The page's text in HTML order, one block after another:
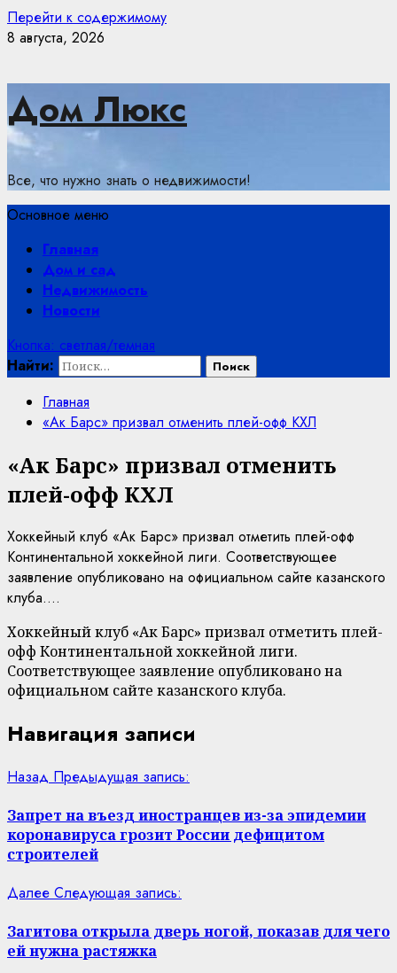
Перейти к содержимому
8 августа, 2026
Дом Люкс
Все, что нужно знать о недвижимости!
Основное меню
Главная
Дом и сад
Недвижимость
Новости
Кнопка: светлая/темная
Найти:
Главная
«Ак Барс» призвал отменить плей-офф КХЛ
«Ак Барс» призвал отменить
плей-офф КХЛ
Хоккейный клуб «Ак Барс» призвал отметить плей-офф
Континентальной хоккейной лиги. Соответствующее
заявление опубликовано на официальном сайте казанского
клуба....
Хоккейный клуб «Ак Барс» призвал отметить плей-
офф Континентальной хоккейной лиги.
Соответствующее заявление опубликовано на
официальном сайте казанского клуба.
Навигация записи
Назад Предыдущая запись:
Запрет на въезд иностранцев из-за эпидемии
коронавируса грозит России дефицитом
строителей
Далее Следующая запись:
Загитова открыла дверь ногой, показав для чего
ей нужна растяжка